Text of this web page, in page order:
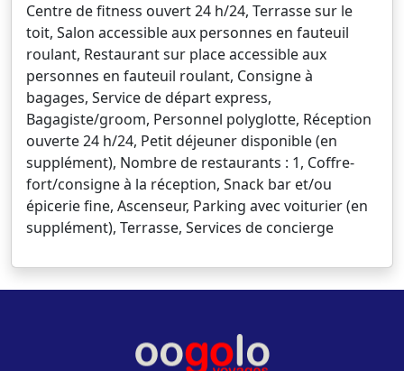
Centre de fitness ouvert 24 h/24, Terrasse sur le
toit, Salon accessible aux personnes en fauteuil
roulant, Restaurant sur place accessible aux
personnes en fauteuil roulant, Consigne à
bagages, Service de départ express,
Bagagiste/groom, Personnel polyglotte, Réception
ouverte 24 h/24, Petit déjeuner disponible (en
supplément), Nombre de restaurants : 1, Coffre-
fort/consigne à la réception, Snack bar et/ou
épicerie fine, Ascenseur, Parking avec voiturier (en
supplément), Terrasse, Services de concierge